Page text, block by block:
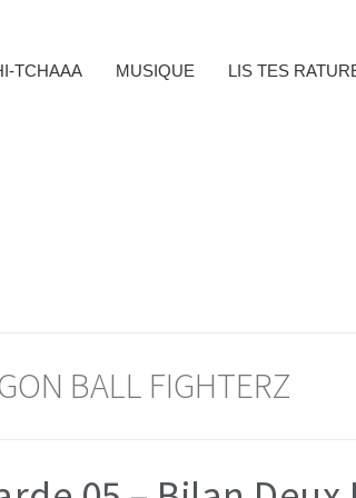
LIS TES
MUSIQUE
TCHAAA
BALL FIGHTERZ